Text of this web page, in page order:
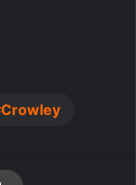
Crowley